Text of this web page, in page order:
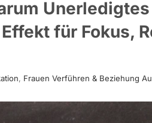
für Fokus,
, Frauen Verführen & Beziehung